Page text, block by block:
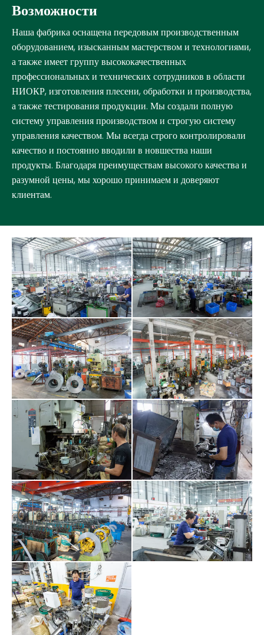
Возможности
Наша фабрика оснащена передовым производственным
оборудованием, изысканным мастерством и технологиями,
а также имеет группу высококачественных
профессиональных и технических сотрудников в области
НИОКР, изготовления плесени, обработки и производства,
а также тестирования продукции. Мы создали полную
систему управления производством и строгую систему
управления качеством. Мы всегда строго контролировали
качество и постоянно вводили в новшества наши
продукты. Благодаря преимуществам высокого качества и
разумной цены, мы хорошо принимаем и доверяют
клиентам.